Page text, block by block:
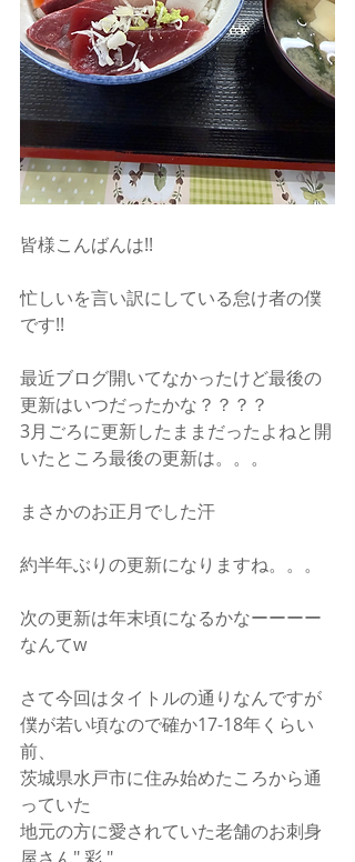
皆様こんばんは!!
忙しいを言い訳にしている怠け者の僕
です!!
最近ブログ開いてなかったけど最後の
更新はいつだったかな？？？？
3月ごろに更新したままだったよねと開
いたところ最後の更新は。。。
まさかのお正月でした汗
約半年ぶりの更新になりますね。。。
次の更新は年末頃になるかなーーーー
なんてw
さて今回はタイトルの通りなんですが
僕が若い頃なので確か17-18年くらい
前、
茨城県水戸市に住み始めたころから通
っていた
地元の方に愛されていた老舗のお刺身